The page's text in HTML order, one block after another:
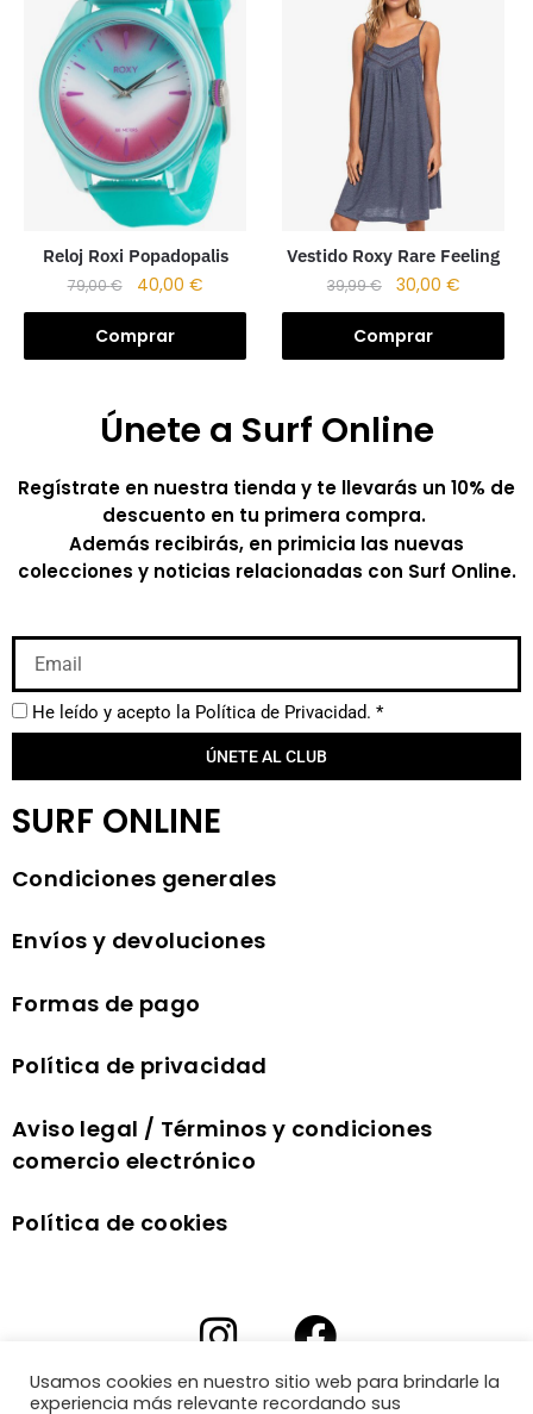
Reloj Roxi Popadopalis
79,00€ 40,00 €
Comprar
Vestido Roxy Rare Feeling
39,99€ 30,00 €
Comprar
Únete a Surf Online
Regístrate en nuestra tienda y te llevarás un 10% de
descuento en tu primera compra.
Además recibirás, en primicia las nuevas
colecciones y noticias relacionadas con Surf Online.
He leído y acepto la Política de Privacidad. *
ÚNETE AL CLUB
SURF ONLINE
Condiciones generales
Envíos y devoluciones
Formas de pago
Política de privacidad
Aviso legal / Términos y condiciones
comercio electrónico
Política de cookies
Usamos cookies en nuestro sitio web para brindarle la
experiencia más relevante recordando sus